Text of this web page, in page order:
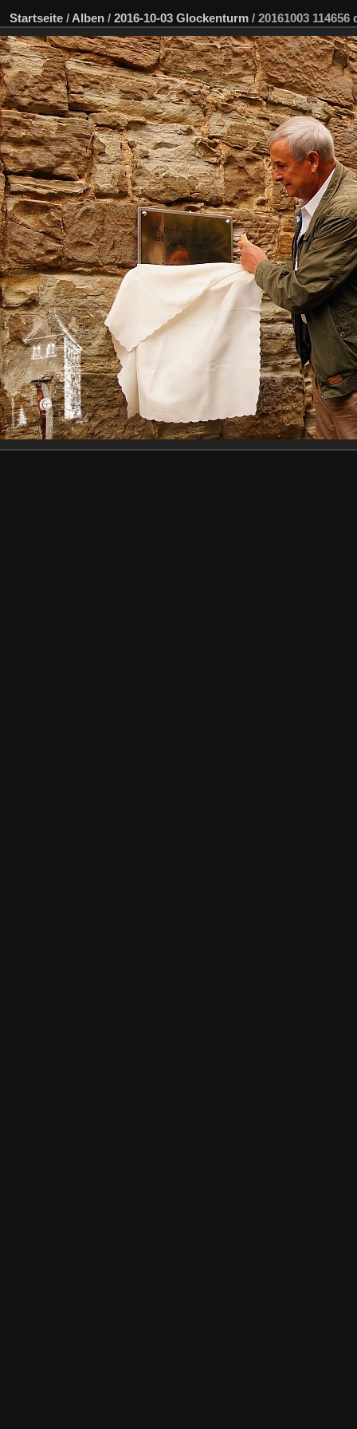
Startseite / Alben / 2016-10-03 Glockenturm / 20161003